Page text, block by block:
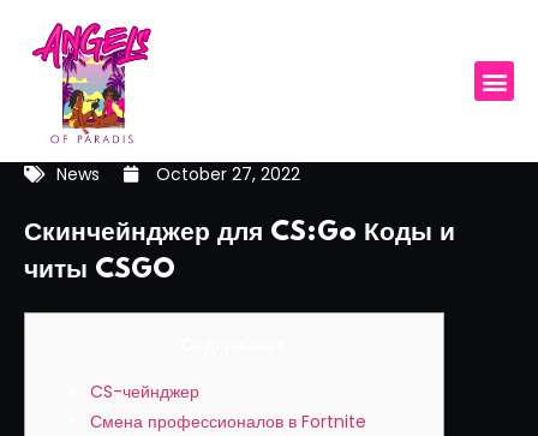
News October 27, 2022
Скинчейнджер для CS:Go Коды и
читы CSGO
CS-чейнджер
Смена профессионалов в Fortnite